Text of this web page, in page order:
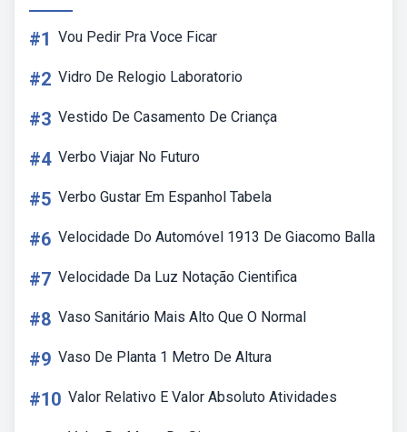
#1 Vou Pedir Pra Voce Ficar
#2 Vidro De Relogio Laboratorio
#3 Vestido De Casamento De Criança
#4 Verbo Viajar No Futuro
#5 Verbo Gustar Em Espanhol Tabela
#6 Velocidade Do Automóvel 1913 De Giacomo Balla
#7 Velocidade Da Luz Notação Cientifica
#8 Vaso Sanitário Mais Alto Que O Normal
#9 Vaso De Planta 1 Metro De Altura
#10 Valor Relativo E Valor Absoluto Atividades